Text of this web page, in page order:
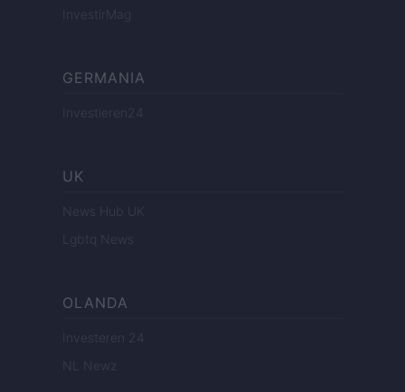
InvestirMag
GERMANIA
Investieren24
UK
News Hub UK
Lgbtq News
OLANDA
Investeren 24
NL Newz